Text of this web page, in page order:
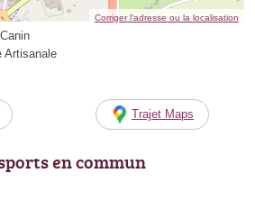
Corriger l’adresse ou la localisation
Artisanale
Trajet Maps
en commun